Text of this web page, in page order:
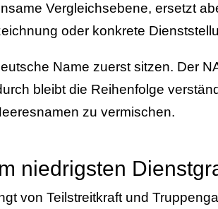
Vergleichsebene, ersetzt
oder konkrete
Name zuerst sitzen. Der
bleibt die Reihenfolge
zu vermischen.
niedrigsten
von Teilstreitkraft und